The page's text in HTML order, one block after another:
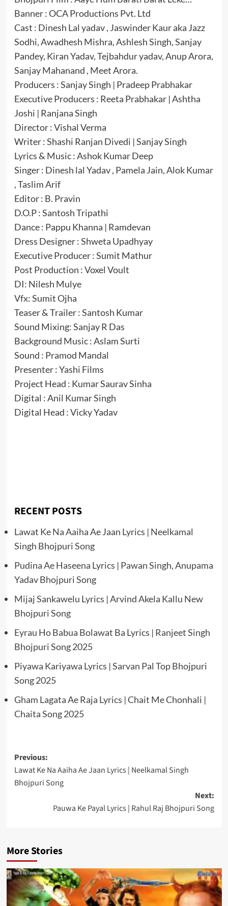
Banner : OCA Productions Pvt. Ltd
Cast : Dinesh Lal yadav , Jaswinder Kaur aka Jazz
Sodhi, Awadhesh Mishra, Ashlesh Singh, Sanjay
Pandey, Kiran Yadav, Tejbahdur yadav, Anup Arora,
Sanjay Mahanand , Meet Arora.
Producers : Sanjay Singh | Pradeep Prabhakar
Executive Producers : Reeta Prabhakar | Ashtha
Joshi | Ranjana Singh
Director : Vishal Verma
Writer : Shashi Ranjan Divedi | Sanjay Singh
Lyrics & Music : Ashok Kumar Deep
Singer : Dinesh lal Yadav , Pamela Jain, Alok Kumar
, Taslim Arif
Editor : B. Pravin
D.O.P : Santosh Tripathi
Dance : Pappu Khanna | Ramdevan
Dress Designer : Shweta Upadhyay
Executive Producer : Sumit Mathur
Post Production : Voxel Voult
DI: Nilesh Mulye
Vfx: Sumit Ojha
Teaser & Trailer : Santosh Kumar
Sound Mixing: Sanjay R Das
Background Music : Aslam Surti
Sound : Pramod Mandal
Presenter : Yashi Films
Project Head : Kumar Saurav Sinha
Digital : Anil Kumar Singh
Digital Head : Vicky Yadav
RECENT POSTS
Lawat Ke Na Aaiha Ae Jaan Lyrics | Neelkamal
Singh Bhojpuri Song
Pudina Ae Haseena Lyrics | Pawan Singh, Anupama
Yadav Bhojpuri Song
Mijaj Sankawelu Lyrics | Arvind Akela Kallu New
Bhojpuri Song
Eyrau Ho Babua Bolawat Ba Lyrics | Ranjeet Singh
Bhojpuri Song 2025
Piyawa Kariyawa Lyrics | Sarvan Pal Top Bhojpuri
Song 2025
Gham Lagata Ae Raja Lyrics | Chait Me Chonhali |
Chaita Song 2025
Post
navigation
Previous:
Lawat Ke Na Aaiha Ae Jaan Lyrics | Neelkamal Singh
Bhojpuri Song
Next:
Pauwa Ke Payal Lyrics | Rahul Raj Bhojpuri Song
More Stories